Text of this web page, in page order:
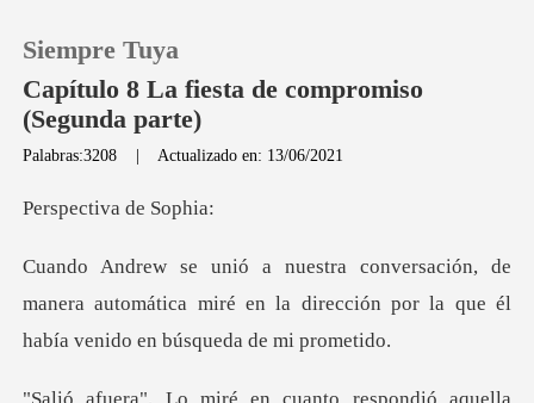
Historia
Siempre Tuya
Capítulo 8 La fiesta de compromiso
(Segunda parte)
Palabras:3208 | Actualizado en: 13/06/2021
tiva de
manera automática miré en la dirección por la q